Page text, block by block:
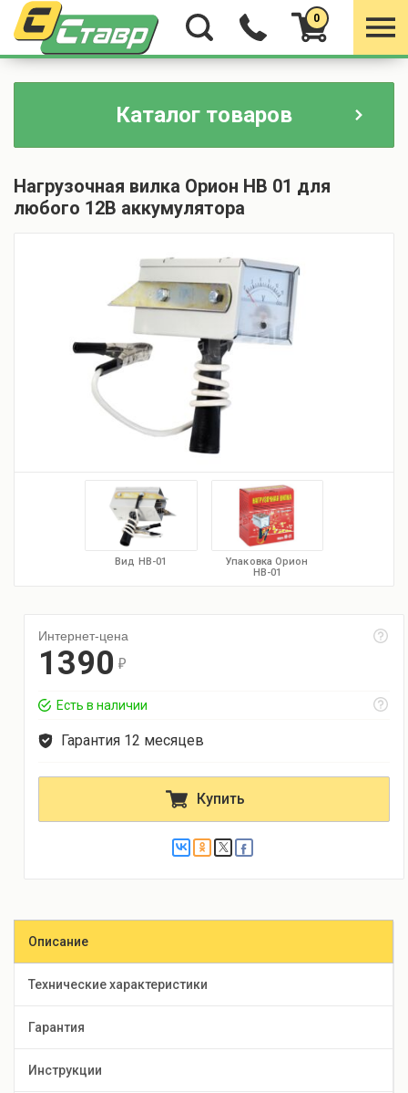
0
Каталог товаров
Нагрузочная вилка Орион НВ 01 для
любого 12В аккумулятора
Вид НВ-01
Упаковка Орион
НВ-01
Интернет-цена
1390 r
Есть в наличии
Гарантия 12 месяцев
Купить
Описание
Технические характеристики
Гарантия
Инструкции